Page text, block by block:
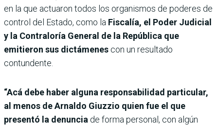
en la que actuaron todos los organismos de poderes de
control del Estado, como la Fiscalía, el Poder Judicial
y la Contraloría General de la República que
emitieron sus dictámenes con un resultado
contundente.
“Acá debe haber alguna responsabilidad particular,
al menos de Arnaldo Giuzzio quien fue el que
presentó la denuncia de forma personal, con algún